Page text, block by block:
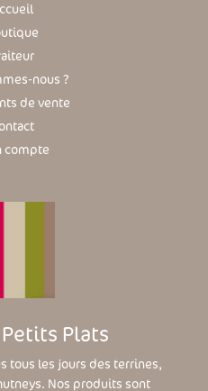
nous ?
de vente
compte
Plats
tous les jours des terrines,
Nos produits sont